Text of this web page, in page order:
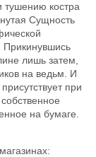
тушению костра
Сущность
Прикинувшись
лишь затем,
на ведьм. И
при
на бумаге.